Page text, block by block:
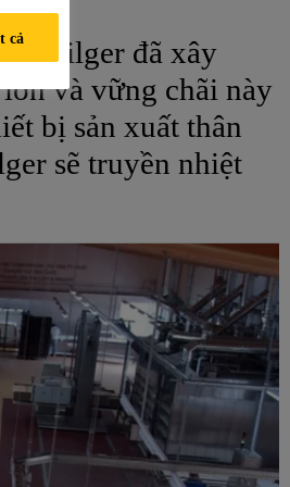
Pilger đã xây
và vững chãi này
bị sản xuất thân
sẽ truyền nhiệt
cả